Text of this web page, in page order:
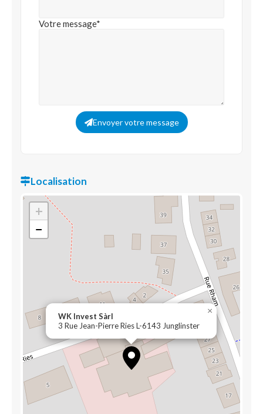
Votre message*
Envoyer votre message
Localisation
WK Invest Sàrl
3 Rue Jean-Pierre Ries L-6143 Junglinster
×
+
−